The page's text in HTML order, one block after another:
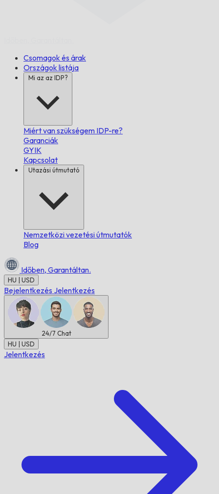
Csomagok és árak
Országok listája
Mi az az IDP?
Miért van szükségem IDP-re?
Garanciák
GYIK
Kapcsolat
Utazási útmutató
Nemzetközi vezetési útmutatók
Blog
Időben, Garantáltan.
HU | USD
Bejelentkezés Jelentkezés
24/7 Chat
HU | USD
Jelentkezés